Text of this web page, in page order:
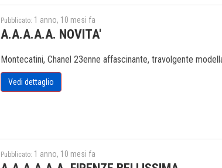
Pubblicato: 1 anno, 10 mesi fa
A.A.A.A.A. NOVITA'
Montecatini, Chanel 23enne affascinante, travolgente
Vedi dettaglio
Pubblicato: 1 anno, 10 mesi fa